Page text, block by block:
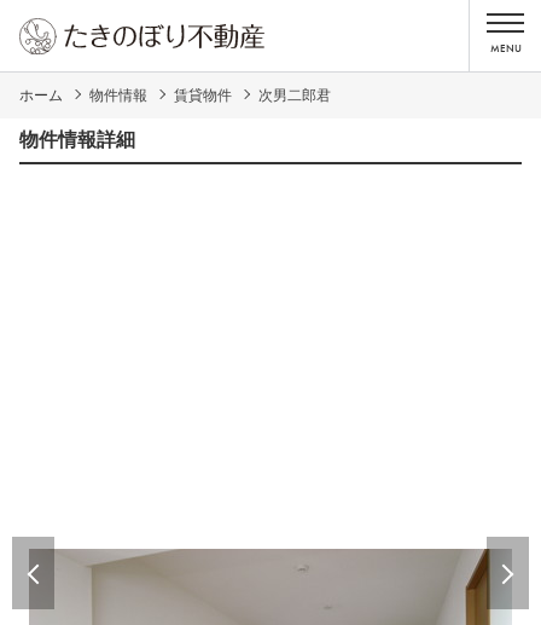
ホーム 物件情報 賃貸物件 次男二郎君
物件情報詳細